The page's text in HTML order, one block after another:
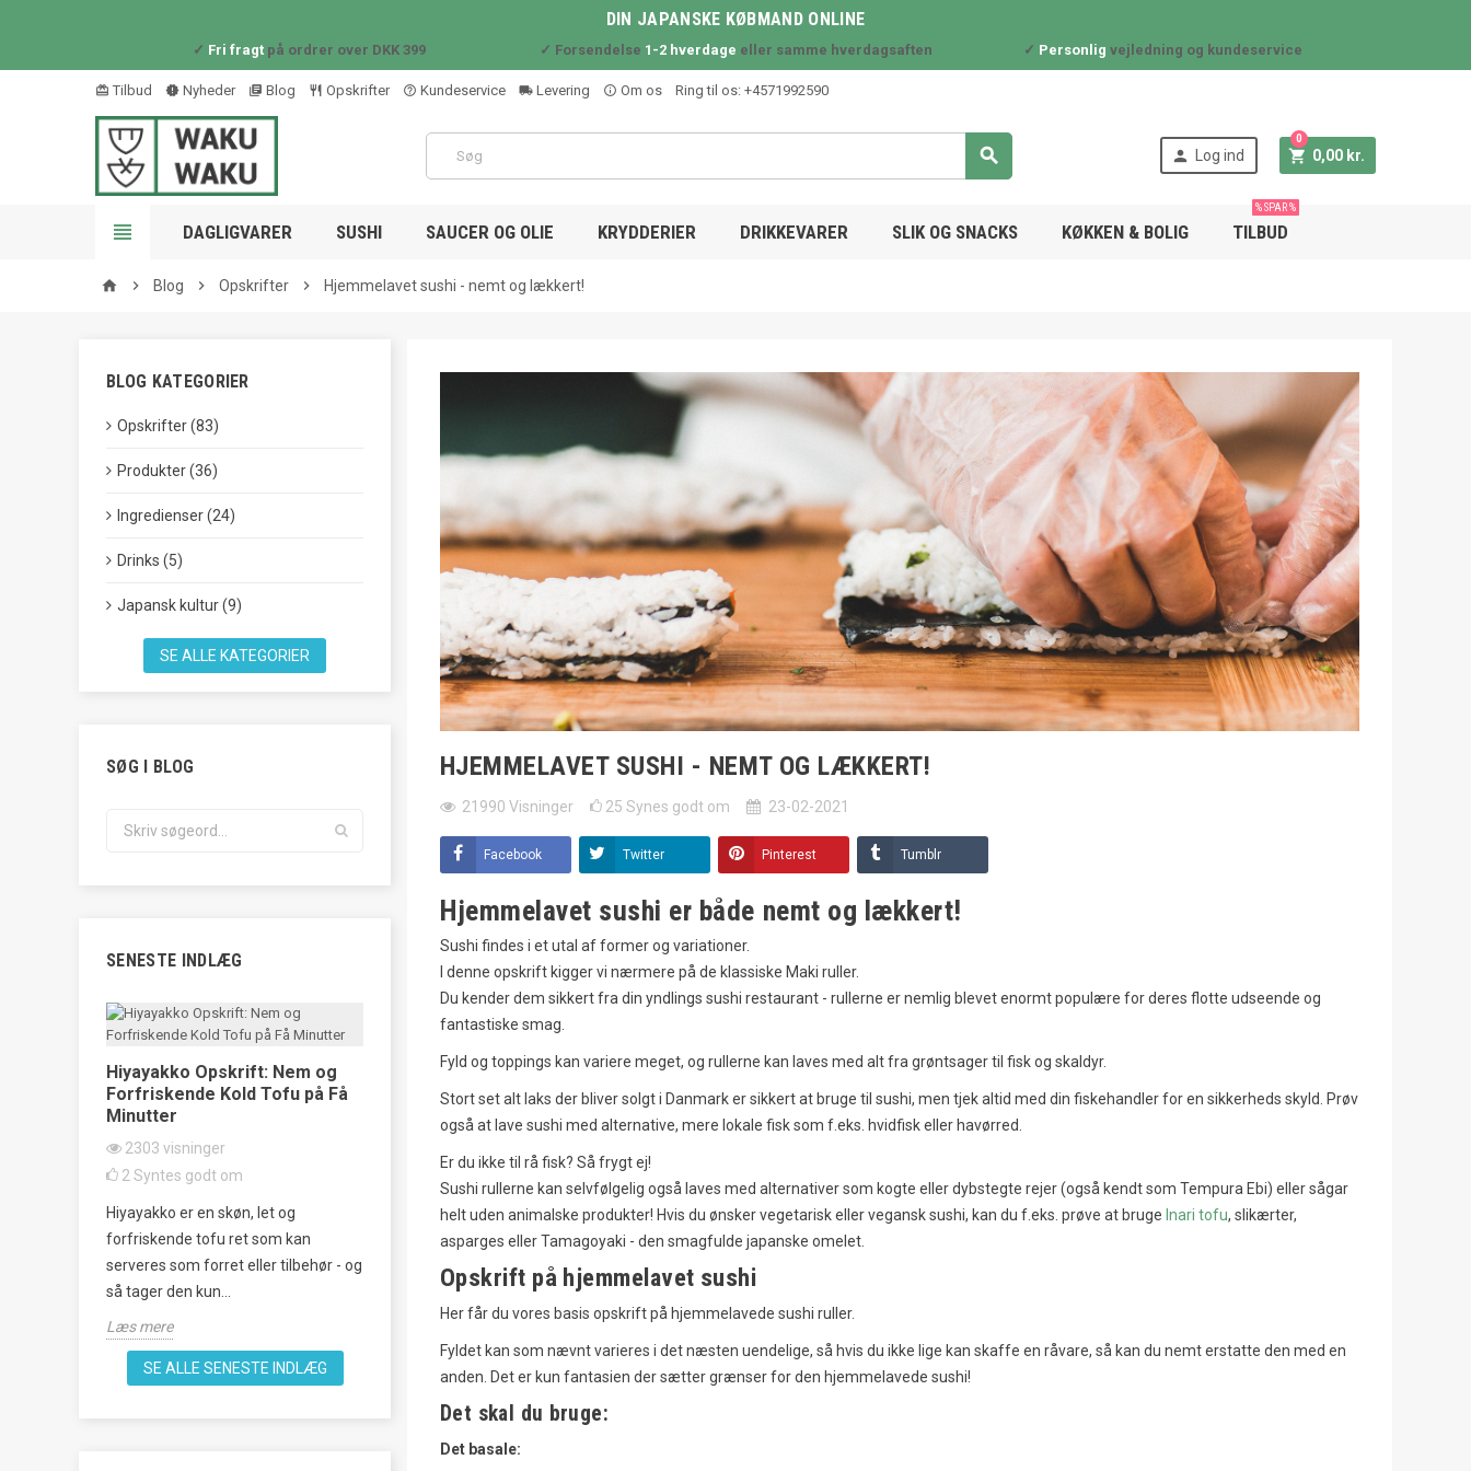
DIN JAPANSKE KØBMAND ONLINE
✓ Fri fragtpå ordrer over DKK 399 ✓ Forsendelse 1-2 hverdage eller samme hverdagsaften ✓ Personlig vejledning og kundeservice
card_giftcard Tilbud new_releases Nyheder library_books Blog restaurant_outline
Opskrifter help_outline Kundeservice local_shipping Levering info_outline Om os Ring til os: +4571992590
  Log ind  0,00 kr.
0
 DAGLIGVARER SUSHI SAUCER OG OLIE KRYDDERIER DRIKKEVARER SLIK OG SNACKS KØKKEN & BOLIG TILBUD
% SPAR %
home  Blog  Opskrifter  Hjemmelavet sushi - nemt og lækkert!
BLOG KATEGORIER
Opskrifter (83)
Produkter (36)
Ingredienser (24)
Drinks (5)
Japansk kultur (9)
SE ALLE KATEGORIER
SØG I BLOG
SENESTE INDLÆG
Hiyayakko Opskrift: Nem og
Forfriskende Kold Tofu på Få
Minutter
2303 visninger
2 Syntes godt om
Hiyayakko er en skøn, let og
forfriskende tofu ret som kan
serveres som forret eller tilbehør - og
så tager den kun...
Læs mere
Taco Rice opskrift – En
klassiker fra Okinawa
2337visninger
Syntes godt om
Oplev smagen af Okinawa med
denne lækre opskrift på taco rice. En
unik fusion af mexicansk og japansk
køkken, perfekt...
Læs mere
Tebasaki Kyllingevinger: En
Japansk Delikatesse
2169visninger
Tebasaki kyllingevinger er en
populær japansk ret, der er kendt for
sin sprøde tekstur og rige smag. Få
opskriften her!
Læs mere
Oroshi Soba - Kolde nudler
med daikon og mentsuyu
2173
Oroshi Soba er en traditionel japansk
ret bestående af kolde
Omelet Med Stegte Ris
Omurice er en dejligt
fusion af japansk tradition og
SE ALLE SENESTE INDLÆG
HJEMMELAVET SUSHI - NEMT OG LÆKKERT!
21990 Visninger 25 Synes godt om 23-02-2021
Facebook Twitter Pinterest Tumblr
Hjemmelavet sushi er både nemt og lækkert!
Sushi findes i et utal af former og variationer.
I denne opskrift kigger vi nærmere på de klassiske Maki ruller.
Du kender dem sikkert fra din yndlings sushi restaurant - rullerne er nemlig blevet enormt populære for deres flotte udseende og
fantastiske smag.
Fyld og toppings kan variere meget, og rullerne kan laves med alt fra grøntsager til fisk og skaldyr.
Stort set alt laks der bliver solgt i Danmark er sikkert at bruge til sushi, men tjek altid med din fiskehandler for en sikkerheds skyld. Prøv
også at lave sushi med alternative, mere lokale fisk som f.eks. hvidfisk eller havørred.
Er du ikke til rå fisk? Så frygt ej!
Sushi rullerne kan selvfølgelig også laves med alternativer som kogte eller dybstegte rejer (også kendt som Tempura Ebi) eller sågar
helt uden animalske produkter! Hvis du ønsker vegetarisk eller vegansk sushi, kan du f.eks. prøve at bruge Inari tofu, slikærter,
asparges eller Tamagoyaki - den smagfulde japanske omelet.
Opskrift på hjemmelavet sushi
Her får du vores basis opskrift på hjemmelavede sushi ruller.
Fyldet kan som nævnt varieres i det næsten uendelige, så hvis du ikke lige kan skaffe en råvare, så kan du nemt erstatte den med en
anden. Det er kun fantasien der sætter grænser for den hjemmelavede sushi!
Det skal du bruge:
Det basale: